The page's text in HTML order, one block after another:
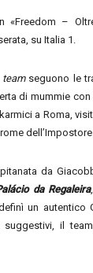
«Freedom –
su Italia 1.
teamseguono le
di mummie
a Roma,
da
da Regaleira
un autentico
il